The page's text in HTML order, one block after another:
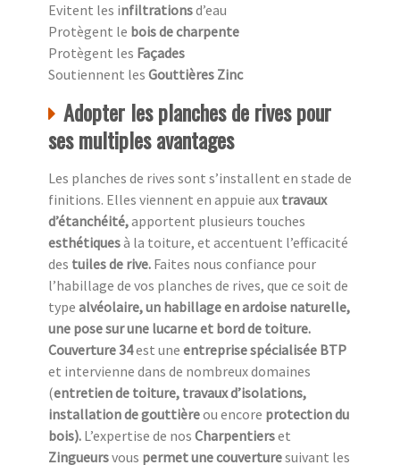
Evitent les infiltrationsd’eau
Protègent le bois de charpente
Protègent les Façades
Soutiennent les Gouttières Zinc
Adopter les planches de rives pour
ses multiples avantages
Les planches de rives sont s’installent en stade de
finitions. Elles viennent en appuie aux travaux
d’étanchéité,apportent plusieurs touches
esthétiquesà la toiture, et accentuent l’efficacité
des tuiles de rive. Faites nous confiance pour
l’habillage de vos planches de rives, que ce soit de
type alvéolaire, un habillage en ardoise naturelle,
une pose sur une lucarne et bord de toiture.
Couverture 34est une entreprise spécialisée BTP
et intervienne dans de nombreux domaines
(entretien de toiture, travaux d’isolations,
installation de gouttièreou encore protection du
bois). L’expertise de nos Charpentierset
Zingueursvous permet une couverturesuivant les